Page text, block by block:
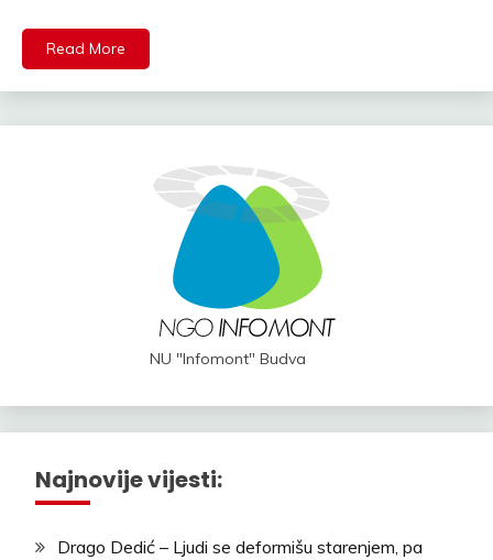
Read More
NU "Infomont" Budva
Najnovije vijesti:
Drago Dedić – Ljudi se deformišu starenjem, pa